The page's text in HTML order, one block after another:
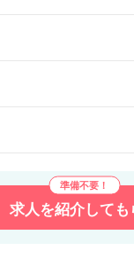
求人を紹介しても